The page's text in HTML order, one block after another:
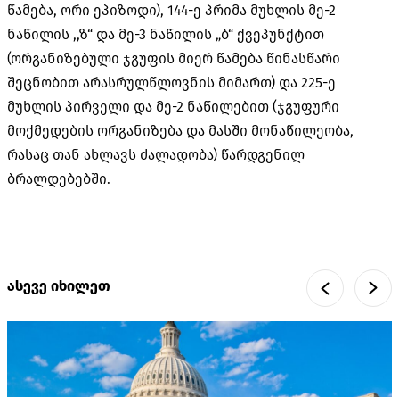
წამება, ორი ეპიზოდი), 144-ე პრიმა მუხლის მე-2
ნაწილის ,,ზ“ და მე-3 ნაწილის „ბ“ ქვეპუნქტით
(ორგანიზებული ჯგუფის მიერ წამება წინასწარი
შეცნობით არასრულწლოვნის მიმართ) და 225-ე
მუხლის პირველი და მე-2 ნაწილებით (ჯგუფური
მოქმედების ორგანიზება და მასში მონაწილეობა,
რასაც თან ახლავს ძალადობა) წარდგენილ
ბრალდებებში.
ასევე იხილეთ